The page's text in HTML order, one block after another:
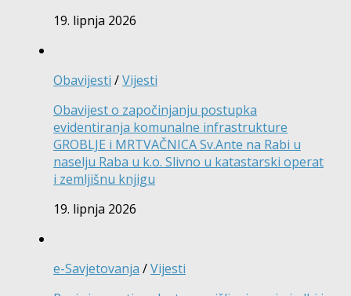
19. lipnja 2026
Obavijesti /Vijesti
Obavijest o započinjanju postupka
evidentiranja komunalne infrastrukture
GROBLJE i MRTVAČNICA Sv.Ante na Rabi u
naselju Raba u k.o. Slivno u katastarski operat
i zemljišnu knjigu
19. lipnja 2026
e-Savjetovanja /Vijesti